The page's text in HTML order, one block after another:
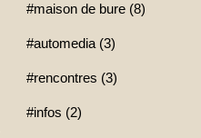
#maison de bure (8)
#automedia (3)
#rencontres (3)
#infos (2)